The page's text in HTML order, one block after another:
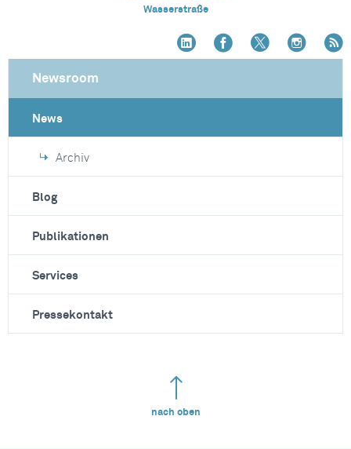
Wasserstraße
Newsroom
News
Archiv
Blog
Publikationen
Services
Pressekontakt
nach oben